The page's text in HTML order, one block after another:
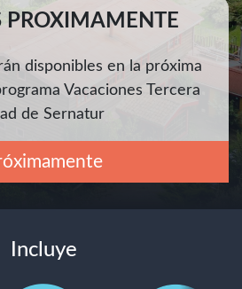
PROXIMAMENTE
disponibles en la próxima
Vacaciones Tercera
de Sernatur
Incluye